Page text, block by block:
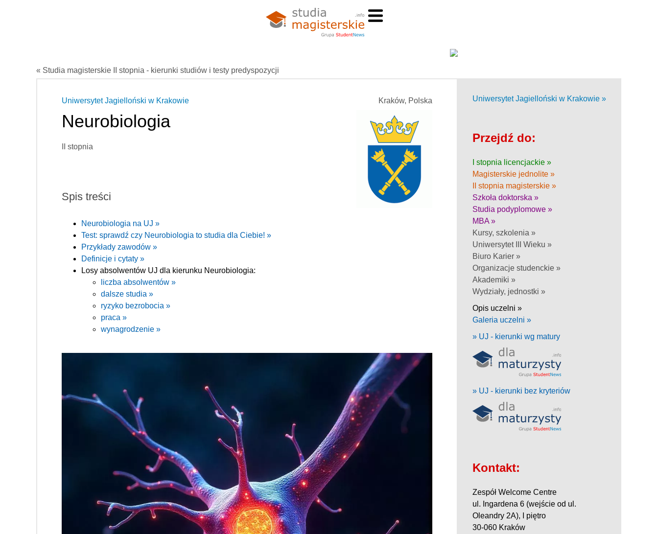
« Studia magisterskie II stopnia - kierunki studiów i testy predyspozycji
Kraków, Polska
Uniwersytet Jagielloński w Krakowie
Neurobiologia
II stopnia
Spis treści
Neurobiologia na UJ »
Test: sprawdź czy Neurobiologia to studia dla Ciebie! »
Przykłady zawodów »
Definicje i cytaty »
Losy absolwentów UJ dla kierunku Neurobiologia:
liczba absolwentów »
dalsze studia »
ryzyko bezrobocia »
praca »
wynagrodzenie »
Uniwersytet Jagielloński w Krakowie »
Przejdź do:
I stopnia licencjackie »
Magisterskie jednolite »
II stopnia magisterskie »
Szkoła doktorska »
Studia podyplomowe »
MBA »
Kursy, szkolenia »
Uniwersytet III Wieku »
Biuro Karier »
Organizacje studenckie »
Akademiki »
Wydziały, jednostki »
Opis uczelni »
Galeria uczelni »
» UJ - kierunki wg matury
» UJ - kierunki bez kryteriów
Kontakt:
Zespół Welcome Centre
ul. Ingardena 6 (wejście od ul.
Oleandry 2A), I piętro
30-060 Kraków